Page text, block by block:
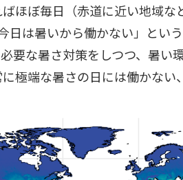
ほぼ毎日（赤道に近い地域
日は暑いから働かない」とい
要な暑さ対策をしつつ、暑い
極端な暑さの日には働かない